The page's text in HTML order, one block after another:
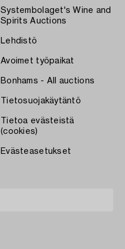
Systembolaget's Wine and
Spirits Auctions
Lehdistö
Avoimet työpaikat
Bonhams - All auctions
Tietosuojakäytäntö
Tietoa evästeistä
(cookies)
Evästeasetukset